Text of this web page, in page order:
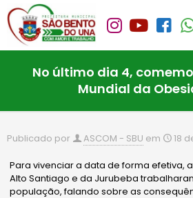
No último dia 4,
Mundial da
Publicado por ASCOM - SBU em 18
Para vivenciar a data de forma efetiva,
Alto Santiago e da Jurubeba
população, falando sobre as